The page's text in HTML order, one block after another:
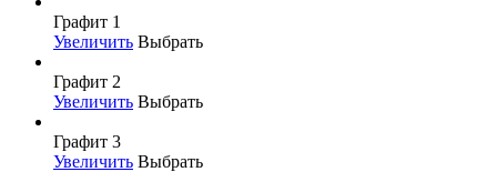
Графит 1
Увеличить Выбрать
Графит 2
Увеличить Выбрать
Графит 3
Увеличить Выбрать